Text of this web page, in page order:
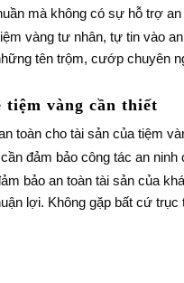
mà không có sự hỗ trợ
vàng tư nhân, tự tin vào
tên trộm, cướp chuyên
tiệm vàng cần thiết
toàn cho tài sản của tiệm
đảm bảo công tác an
bảo an toàn tài sản của
lợi. Không gặp bất cứ trục